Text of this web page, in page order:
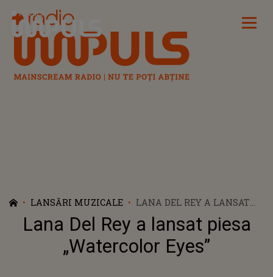
Radio Impuls
LANSĂRI MUZICALE
LANA DEL REY A LANSAT
PIESA „WATERCOLOR EYES”
Lana Del Rey a lansat piesa
„Watercolor Eyes”